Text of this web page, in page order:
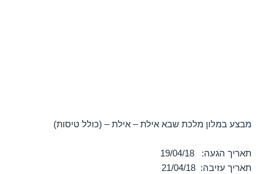
מבצע במלון מלכת שבא אילת – אילת – (כולל טיסות)
תאריך הגעה: 19/04/18
תאריך עזיבה: 21/04/18